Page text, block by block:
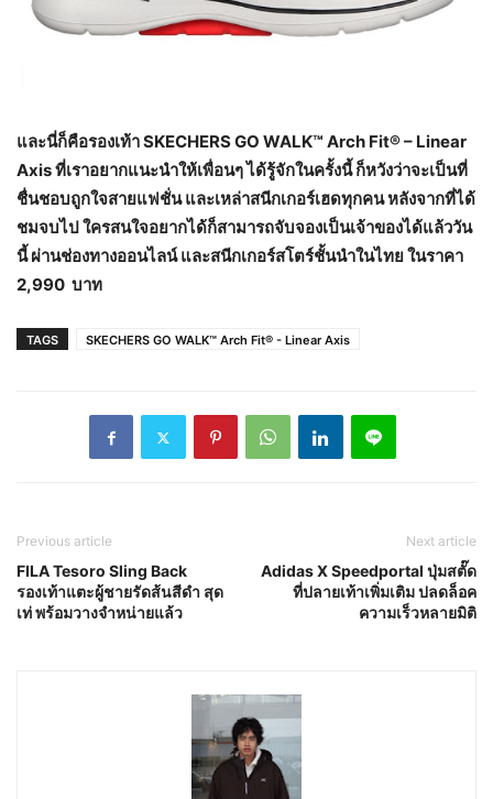
และนี่ก็คือรองเท้าSKECHERS GO WALK™ Arch Fit® – Linear
Axis ที่เราอยากแนะนำให้เพื่อนๆ ได้รู้จักในครั้งนี้ ก็หวังว่าจะเป็นที่
ชื่นชอบถูกใจสายแฟชั่น และเหล่าสนีกเกอร์เฮดทุกคน หลังจากที่ได้
ชมจบไป ใครสนใจอยากได้ก็สามารถจับจองเป็นเจ้าของได้แล้ววัน
นี้ ผ่านช่องทางออนไลน์ และสนีกเกอร์สโตร์ชั้นนำในไทย ในราคา
2,990 บาท
TAGS SKECHERS GO WALK™ Arch Fit® - Linear Axis
Previous article
FILA Tesoro Sling Back
รองเท้าแตะผู้ชายรัดส้นสีดำ สุด
เท่ พร้อมวางจำหน่ายแล้ว
Next article
Adidas X Speedportal ปุ่มสตั๊ด
ที่ปลายเท้าเพิ่มเติม ปลดล็อค
ความเร็วหลายมิติ